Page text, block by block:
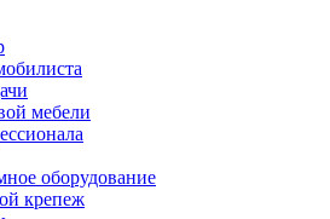
мебели
оборудование
крепеж